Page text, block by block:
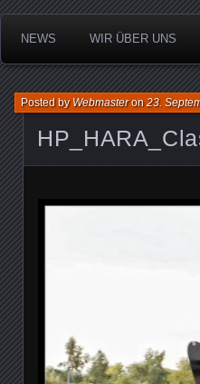
NEWS WIR ÜBER UNS
Posted byWebmasteron23.